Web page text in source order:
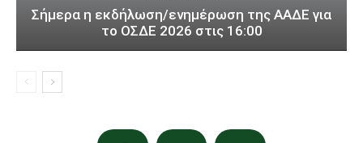
Σήμερα η εκδήλωση/ενημέρωση της ΑΑΔΕ για
το ΟΣΔΕ 2026 στις 16:00